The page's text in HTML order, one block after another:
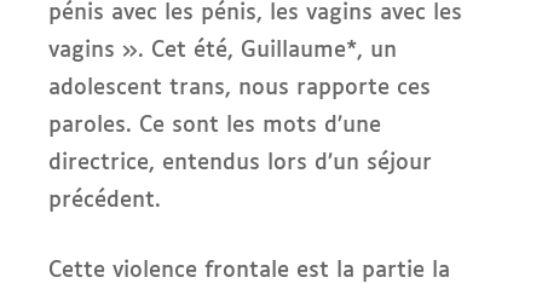
pénis avec les pénis, les vagins avec les
vagins ». Cet été, Guillaume*, un
adolescent trans, nous rapporte ces
paroles. Ce sont les mots d’une
directrice, entendus lors d’un séjour
précédent.
Cette violence frontale est la partie la